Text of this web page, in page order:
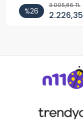
%26
3.005,86 TL